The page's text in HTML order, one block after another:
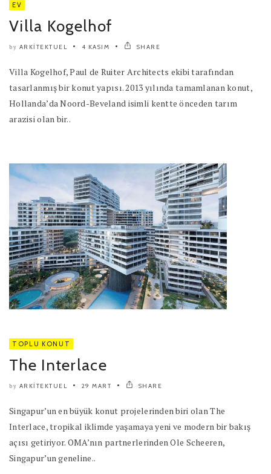
EV
Villa Kogelhof
by ARKITEKTUEL 4 KASIM SHARE
Villa Kogelhof, Paul de Ruiter Architects ekibi tarafından
tasarlanmış bir konut yapısı. 2013 yılında tamamlanan konut,
Hollanda’da Noord-Beveland isimli kentte önceden tarım
arazisi olan bir..
TOPLU KONUT
The Interlace
by ARKITEKTUEL 29 MART SHARE
Singapur’un en büyük konut projelerinden biri olan The
Interlace, tropikal iklimde yaşamaya yeni ve modern bir bakış
açısı getiriyor. OMA’nın partnerlerinden Ole Scheeren,
Singapur’un geneline..